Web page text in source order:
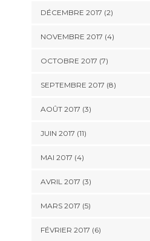
DÉCEMBRE 2017 (2)
NOVEMBRE 2017 (4)
OCTOBRE 2017 (7)
SEPTEMBRE 2017 (8)
AOÛT 2017 (3)
JUIN 2017 (11)
MAI 2017 (4)
AVRIL 2017 (3)
MARS 2017 (5)
FÉVRIER 2017 (6)